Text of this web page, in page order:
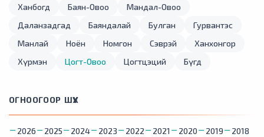
Ханбогд Баян-Овоо
Мандал-Овоо
Даланзадгад
Баяндалай Булган
Гурвантэс
Манлай
Ноён Номгон Сэврэй
Ханхонгор
Хүрмэн
Цогт-Овоо Цогтцэций Бүгд
ОГНООГООР ШҮҮХ
2026 2025 2024 2023 2022 2021 2020 2019
2018